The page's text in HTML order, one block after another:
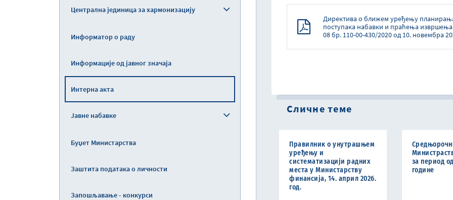
Централна јединица за хармонизацију
Информатор о раду
Информације од јавног значаја
Интерна акта
Јавне набавке
Буџет Министарства
Заштита података о личности
Запошљавање - конкурси
Директива о ближем уређењу
поступака набавки и праћења
08 бр. 110-00-430/2020 од 10. новембра
Сличне теме
Правилник о унутрашњем
уређењу и
систематизацији радних
места у Министарству
финансија, 14. април 2026.
год.
за период
године